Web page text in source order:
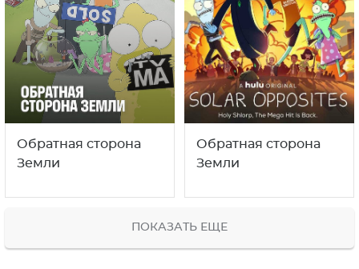
Обратная сторона
Земли
Обратная сторона
Земли
ПОКАЗАТЬ ЕЩЕ